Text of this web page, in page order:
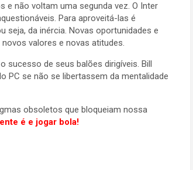
e não voltam uma segunda vez. O Inter
Para aproveitá-las é
seja, da inércia. Novas oportunidades e
valores e novas atitudes.
sucesso de seus balões dirigíveis. Bill
PC se não se libertassem da mentalidade
obsoletos que bloqueiam nossa
é e jogar bola!